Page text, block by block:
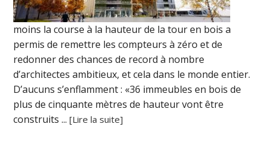
moins la course à la hauteur de la tour en bois a
permis de remettre les compteurs à zéro et de
redonner des chances de record à nombre
d’architectes ambitieux, et cela dans le monde entier.
D’aucuns s’enflamment : «36 immeubles en bois de
plus de cinquante mètres de hauteur vont être
construits ...[Lire la suite]